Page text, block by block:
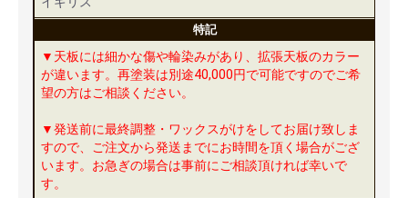
特記
▼天板には細かな傷や輪染みがあり、拡張天板のカラー
が違います。再塗装は別途40,000円で可能ですのでご希
望の方はご相談ください。
▼発送前に最終調整・ワックスがけをしてお届け致しま
すので、ご注文から発送までにお時間を頂く場合がござ
います。お急ぎの場合は事前にご相談頂ければ幸いで
す。